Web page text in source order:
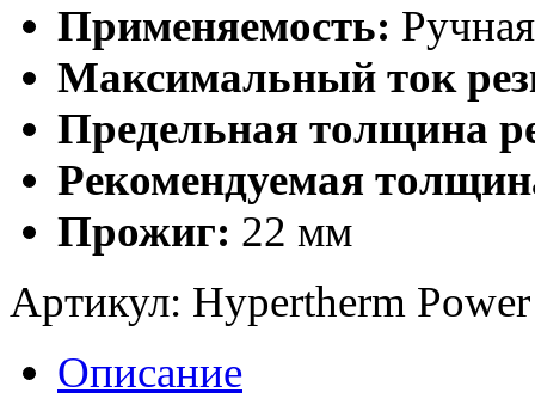
Применяемость:
Максимальный ток
Предельная толщина
Рекомендуемая
Прожиг: 22 мм
Артикул: Hypertherm
Описание